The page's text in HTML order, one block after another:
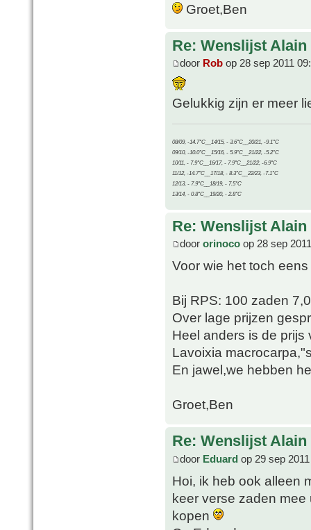
Groet,Ben
Re: Wenslijst Alain
door Rob op 28 sep 2011
Gelukkig zijn er meer
08/09, -14.7°C__14/15, - 3.6°C__20/21, -9.1°C
09/10, -10.0°C__15/16, - 5.9°C__21/22, -5.2°C
10/11, - 7.9°C__16/17, - 7.9°C__21/22, -6.9°C
11/12, -14.7°C__17/18, - 8.3°C__22/23, -7.1°C
12/13, - 7.9°C__18/19, - 7.5°C
13/14, - 0.8°C__19/20, - 2.8°C
Re: Wenslijst Alain
door orinoco op 28 sep
Voor wie het toch
Bij RPS: 100 zaden
Over lage prijzen
Heel anders is de
Lavoixia
En jawel,we hebben
Groet,Ben
Re: Wenslijst Alain
door Eduard op 29 sep
Hoi, ik heb ook alleen
keer verse zaden mee
kopen